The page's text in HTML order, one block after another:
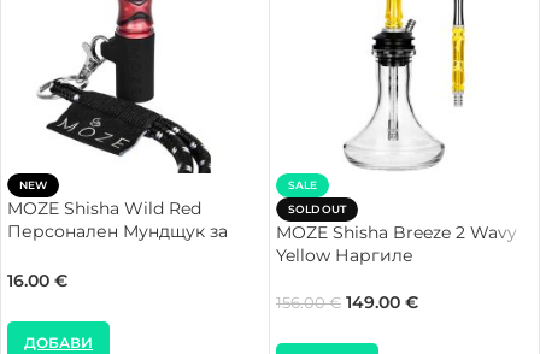
NEW
MOZE Shisha Wild Red
Персонален Мундщук за
16.00 €
ДОБАВИ
SALE
SOLD OUT
MOZE Shisha Breeze 2 Wavy
Yellow Наргиле
156.00€ 149.00 €